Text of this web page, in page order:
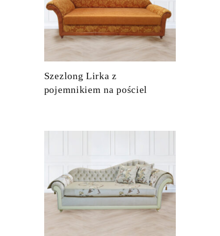
Szezlong Lirka z
pojemnikiem na pościel